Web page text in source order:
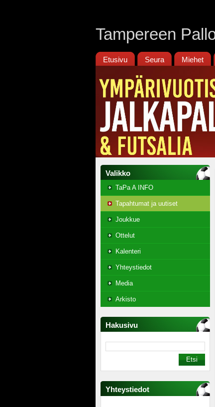
Tampereen
Etusivu Seura Miehet
Valikko
TaPa A INFO
Tapahtumat ja uutiset
Joukkue
Ottelut
Kalenteri
Yhteystiedot
Media
Arkisto
Hakusivu
Yhteystiedot